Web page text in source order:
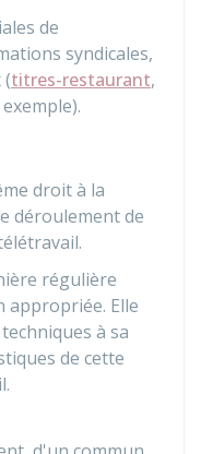
de
syndicales,
titres-restaurant,
droit à la
déroulement de
régulière
Elle
à sa
de cette